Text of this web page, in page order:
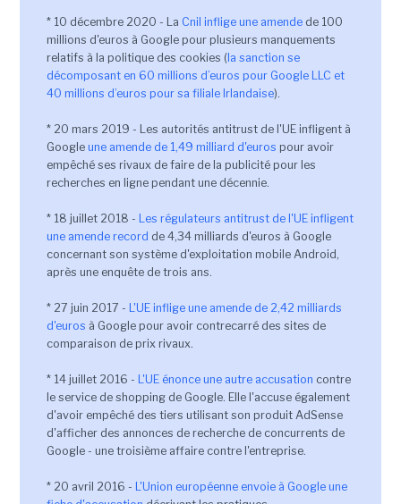
* 10 décembre 2020 - La Cnil inflige une amendede 100
millions d'euros à Google pour plusieurs manquements
relatifs à la politique des cookies (la sanction se
décomposant en 60 millions d’euros pour Google LLC et
40 millions d’euros pour sa filiale Irlandaise).
* 20 mars 2019 - Les autorités antitrust de l'UE infligent à
Google une amende de 1,49 milliard d'euros pour avoir
empêché ses rivaux de faire de la publicité pour les
recherches en ligne pendant une décennie.
* 18 juillet 2018 - Les régulateurs antitrust de l'UE infligent
une amende record de 4,34 milliards d'euros à Google
concernant son système d'exploitation mobile Android,
après une enquête de trois ans.
* 27 juin 2017 - L'UE inflige une amende de 2,42 milliards
d'euros à Google pour avoir contrecarré des sites de
comparaison de prix rivaux.
* 14 juillet 2016 - L'UE énonce une autre accusation contre
le service de shopping de Google. Elle l'accuse également
d'avoir empêché des tiers utilisant son produit AdSense
d'afficher des annonces de recherche de concurrents de
Google - une troisième affaire contre l'entreprise.
* 20 avril 2016 - L'Union européenne envoie à Google une